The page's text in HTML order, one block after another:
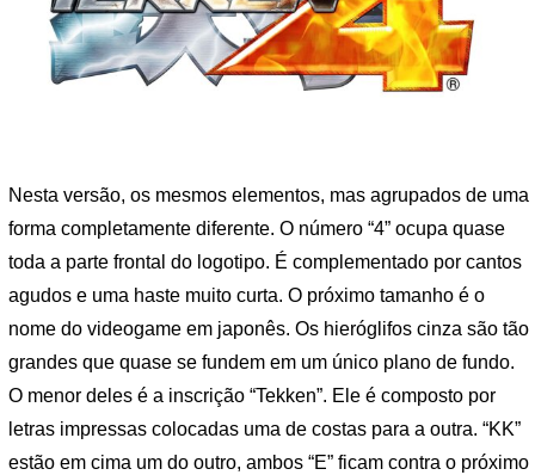
Nesta versão, os mesmos elementos, mas agrupados de uma
forma completamente diferente. O número “4” ocupa quase
toda a parte frontal do logotipo. É complementado por cantos
agudos e uma haste muito curta. O próximo tamanho é o
nome do videogame em japonês. Os hieróglifos cinza são tão
grandes que quase se fundem em um único plano de fundo.
O menor deles é a inscrição “Tekken”. Ele é composto por
letras impressas colocadas uma de costas para a outra. “KK”
estão em cima um do outro, ambos “E” ficam contra o próximo